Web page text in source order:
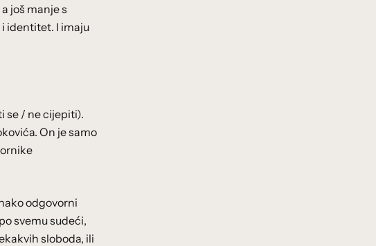
još manje s
identitet. I imaju
se / ne cijepiti).
On je samo
odgovorni
svemu sudeći,
sloboda, ili